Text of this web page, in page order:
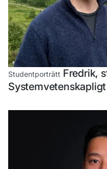
Studentporträtt Fredrik,